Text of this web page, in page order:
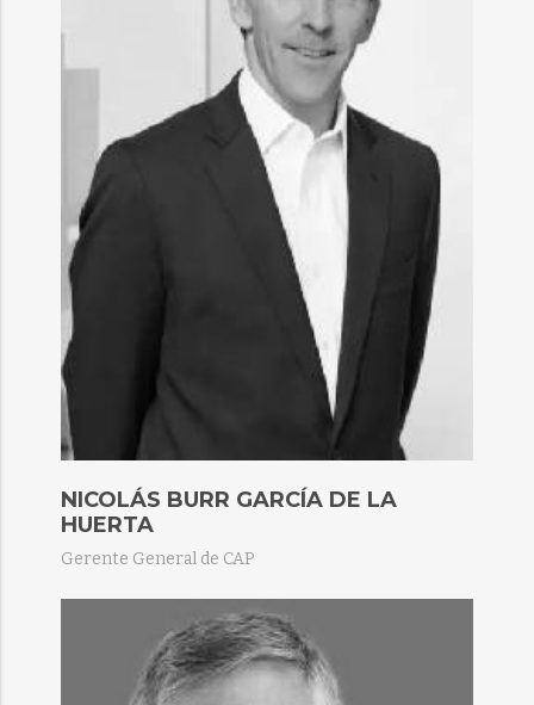
NICOLÁS BURR GARCÍA DE LA
HUERTA​
Gerente General de CAP